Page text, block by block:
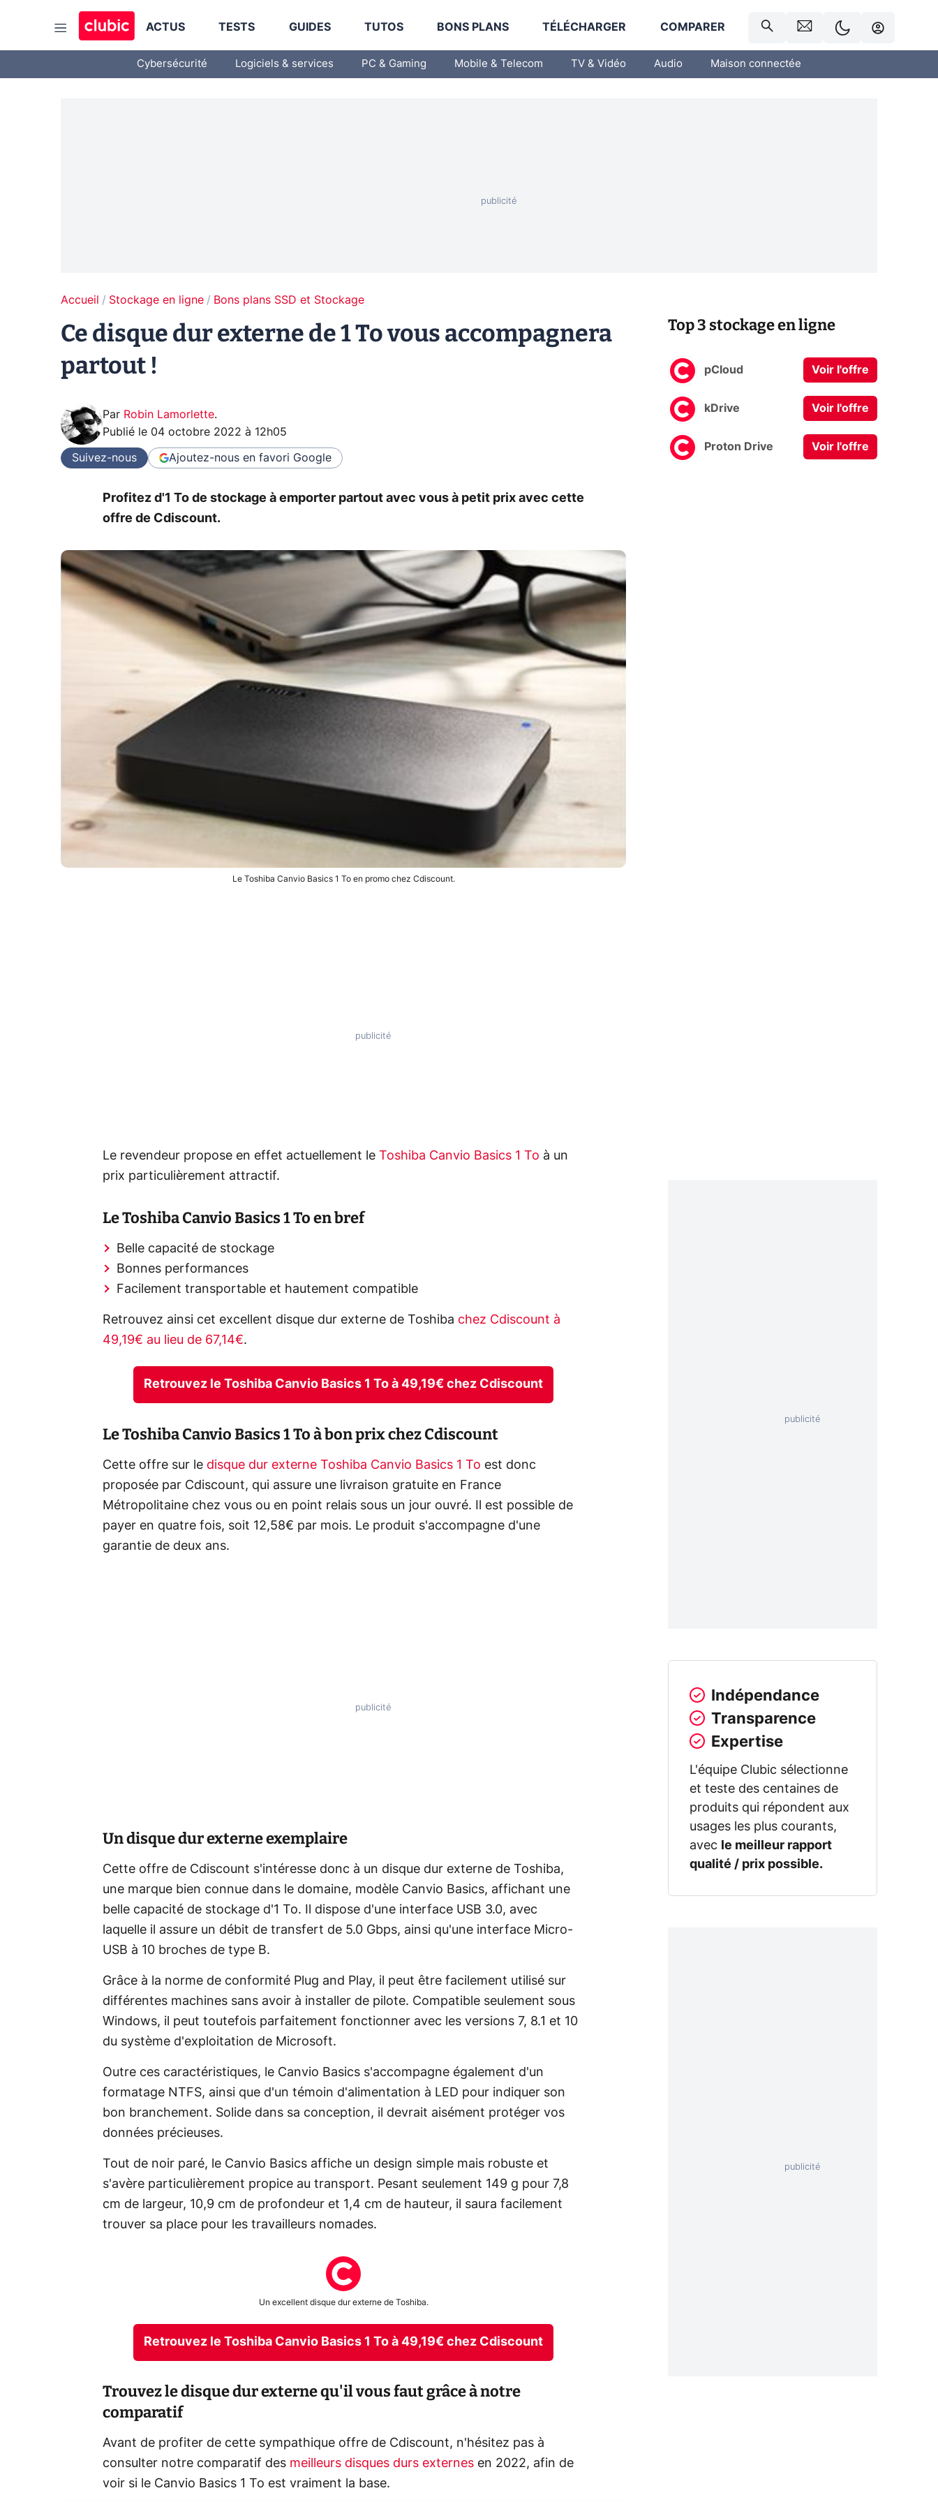
ACTUS TESTS GUIDES TUTOS BONS PLANS TÉLÉCHARGER COMPARER
Cybersécurité Logiciels & services PC & Gaming Mobile & Telecom TV & Vidéo Audio Maison connectée
Accueil Stockage en ligne Bons plans SSD et Stockage
Ce disque dur externe de 1 To vous accompagnera
partout !
Par Robin Lamorlette.
Publié le 04 octobre 2022 à 12h05
Suivez-nous Ajoutez-nous en favori Google
Profitez d'1 To de stockage à emporter partout avec vous à petit prix avec cette
offre de Cdiscount.
Le Toshiba Canvio Basics 1 To en promo chez Cdiscount.
Le revendeur propose en effet actuellement le Toshiba Canvio Basics 1 To à un
prix particulièrement attractif.
Le Toshiba Canvio Basics 1 To en bref
Belle capacité de stockage
Bonnes performances
Facilement transportable et hautement compatible
Retrouvez ainsi cet excellent disque dur externe de Toshiba chez Cdiscount à
49,19€ au lieu de 67,14€.
Retrouvez le Toshiba Canvio Basics 1 To à 49,19€ chez Cdiscount
Le Toshiba Canvio Basics 1 To à bon prix chez Cdiscount
Cette offre sur le disque dur externe Toshiba Canvio Basics 1 To est donc
proposée par Cdiscount, qui assure une livraison gratuite en France
Métropolitaine chez vous ou en point relais sous un jour ouvré. Il est possible de
payer en quatre fois, soit 12,58€ par mois. Le produit s'accompagne d'une
garantie de deux ans.
Un disque dur externe exemplaire
Cette offre de Cdiscount s'intéresse donc à un disque dur externe de Toshiba,
une marque bien connue dans le domaine, modèle Canvio Basics, affichant une
belle capacité de stockage d'1 To. Il dispose d'une interface USB 3.0, avec
laquelle il assure un débit de transfert de 5.0 Gbps, ainsi qu'une interface Micro-
USB à 10 broches de type B.
Grâce à la norme de conformité Plug and Play, il peut être facilement utilisé sur
différentes machines sans avoir à installer de pilote. Compatible seulement sous
Windows, il peut toutefois parfaitement fonctionner avec les versions 7, 8.1 et 10
du système d'exploitation de Microsoft.
Outre ces caractéristiques, le Canvio Basics s'accompagne également d'un
formatage NTFS, ainsi que d'un témoin d'alimentation à LED pour indiquer son
bon branchement. Solide dans sa conception, il devrait aisément protéger vos
données précieuses.
Tout de noir paré, le Canvio Basics affiche un design simple mais robuste et
s'avère particulièrement propice au transport. Pesant seulement 149 g pour 7,8
cm de largeur, 10,9 cm de profondeur et 1,4 cm de hauteur, il saura facilement
trouver sa place pour les travailleurs nomades.
Un excellent disque dur externe de Toshiba.
Retrouvez le Toshiba Canvio Basics 1 To à 49,19€ chez Cdiscount
Trouvez le disque dur externe qu'il vous faut grâce à notre
comparatif
Avant de profiter de cette sympathique offre de Cdiscount, n'hésitez pas à
consulter notre comparatif des meilleurs disques durs externes en 2022, afin de
voir si le Canvio Basics 1 To est vraiment la base.
Top 3 stockage en ligne
pCloud Voir l'offre
kDrive Voir l'offre
Proton Drive Voir l'offre
Indépendance
Transparence
Expertise
L'équipe Clubic sélectionne
et teste des centaines de
produits qui répondent aux
usages les plus courants,
avec
le meilleur rapport
qualité / prix possible.